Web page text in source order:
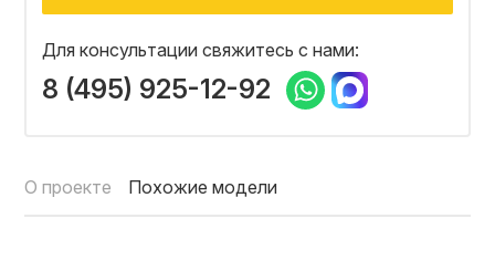
Для консультации свяжитесь с нами:
8 (495) 925-12-92
О проекте Похожие модели
СОТРУДНИЧЕСТВО
НОВОСТИ